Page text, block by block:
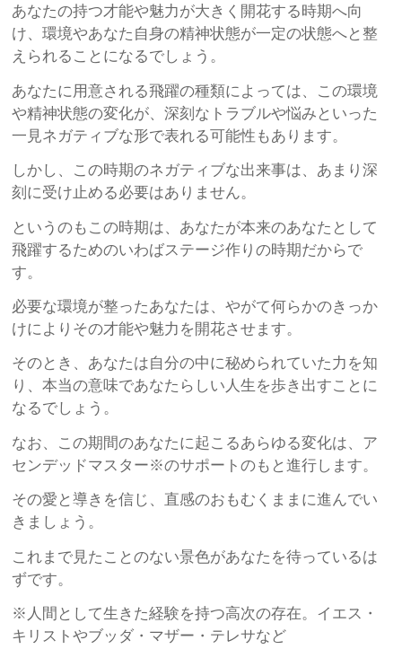
あなたの持つ才能や魅力が大きく開花する時期へ向
け、環境やあなた自身の精神状態が一定の状態へと整
えられることになるでしょう。
あなたに用意される飛躍の種類によっては、この環境
や精神状態の変化が、深刻なトラブルや悩みといった
一見ネガティブな形で表れる可能性もあります。
しかし、この時期のネガティブな出来事は、あまり深
刻に受け止める必要はありません。
というのもこの時期は、あなたが本来のあなたとして
飛躍するためのいわばステージ作りの時期だからで
す。
必要な環境が整ったあなたは、やがて何らかのきっか
けによりその才能や魅力を開花させます。
そのとき、あなたは自分の中に秘められていた力を知
り、本当の意味であなたらしい人生を歩き出すことに
なるでしょう。
なお、この期間のあなたに起こるあらゆる変化は、ア
センデッドマスター※のサポートのもと進行します。
その愛と導きを信じ、直感のおもむくままに進んでい
きましょう。
これまで見たことのない景色があなたを待っているは
ずです。
※人間として生きた経験を持つ高次の存在。イエス・
キリストやブッダ・マザー・テレサなど